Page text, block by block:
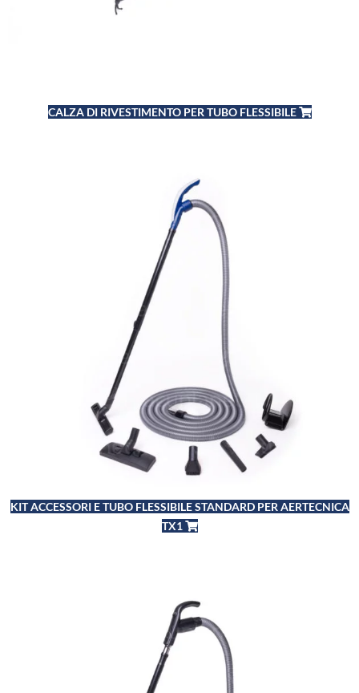
CALZA DI RIVESTIMENTO PER TUBO FLESSIBILE
KIT ACCESSORI E TUBO FLESSIBILE STANDARD PER AERTECNICA
TX1